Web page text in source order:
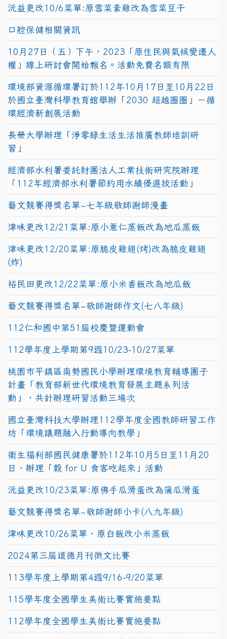
沅益更改10/6菜單:原雪菜素雞改為雪菜豆干
口腔保健相關資訊
10月27日（五）下午，2023「原住民與氣候變遷人
權」線上研討會開始報名。活動免費名額有限
環境部資源循環署訂於112年10月17日至10月22日
於國立臺灣科學教育館舉辦「2030 超越圈圈」－循
環經濟新創展活動
長榮大學辦理「淨零綠生活生活推廣教師培訓研
習」
經濟部水利署委託財團法人工業技術研究院辦理
「112年經濟部水利署節約用水績優選拔活動」
藝文競賽得獎名單~七年級敬師謝師漫畫
津味更改12/21菜單:原小薏仁蒸飯改為地瓜蒸飯
津味更改12/20菜單:原脆皮雞翅(烤)改為脆皮雞翅
(炸)
裕民田更改12/22菜單:原小米香飯改為地瓜飯
藝文競賽得獎名單~敬師謝師作文(七八年級)
112仁和國中第51屆校慶暨運動會
112學年度上學期第9週10/23-10/27菜單
桃園市平鎮區南勢國民小學辦理環境教育輔導團子
計畫「教育部新世代環境教育發展主題系列活
動」，共計辦理研習活動三場次
國立臺灣科技大學辦理112學年度全國教師研習工作
坊「環境議題融入行動導向教學」
衛生福利部國民健康署於112年10月5日至11月20
日，辦理「穀 for U 食客吃起來」活動
沅益更改10/23菜單:原佛手瓜滑蛋改為蒲瓜滑蛋
藝文競賽得獎名單~敬師謝師小卡(八九年級)
津味更改10/26菜單，原白飯改小米蒸飯
2024第三屆道德月刊徵文比賽
113學年度上學期第4週9/16-9/20菜單
115學年度全國學生美術比賽實施要點
112學年度全國學生美術比賽實施要點